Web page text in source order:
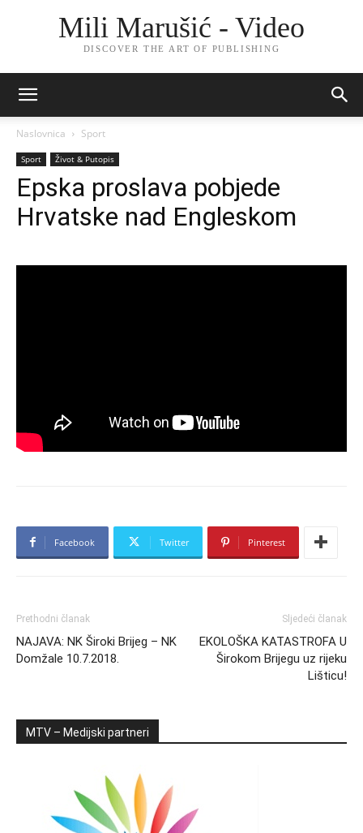
Mili Marušić - Video
DISCOVER THE ART OF PUBLISHING
Naslovnica Sport
Sport Život & Putopis
Epska proslava pobjede
Hrvatske nad Engleskom
Facebook Twitter Pinterest
Prethodni članak
NAJAVA: NK Široki Brijeg – NK
Domžale 10.7.2018.
Sljedeći članak
EKOLOŠKA KATASTROFA U
Širokom Brijegu uz rijeku
Lišticu!
MTV – Medijski partneri